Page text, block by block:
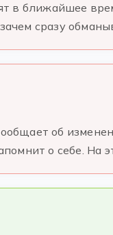
в ближайшее
сразу
об
о себе. На